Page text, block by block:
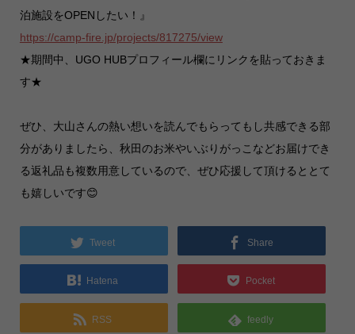
泊施設をOPENしたい！』
https://camp-fire.jp/projects/817275/view
★期間中、UGO HUBプロフィール欄にリンクを貼っておきま
す★
ぜひ、大山さんの熱い想いを読んでもらってもし共感できる部
分がありましたら、秋田のお米やいぶりがっこなどお届けでき
る返礼品も複数用意しているので、ぜひ応援して頂けるととて
も嬉しいです😊
Tweet Share
Hatena Pocket
RSS feedly